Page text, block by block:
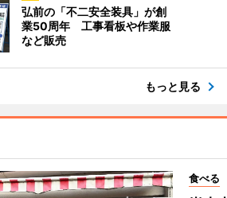
弘前の「不二安全装具」が創
業50周年 工事看板や作業服
など販売
もっと見る
食べる